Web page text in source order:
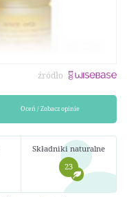
źródło
Oceń / Zobacz opinie
Składniki naturalne
23